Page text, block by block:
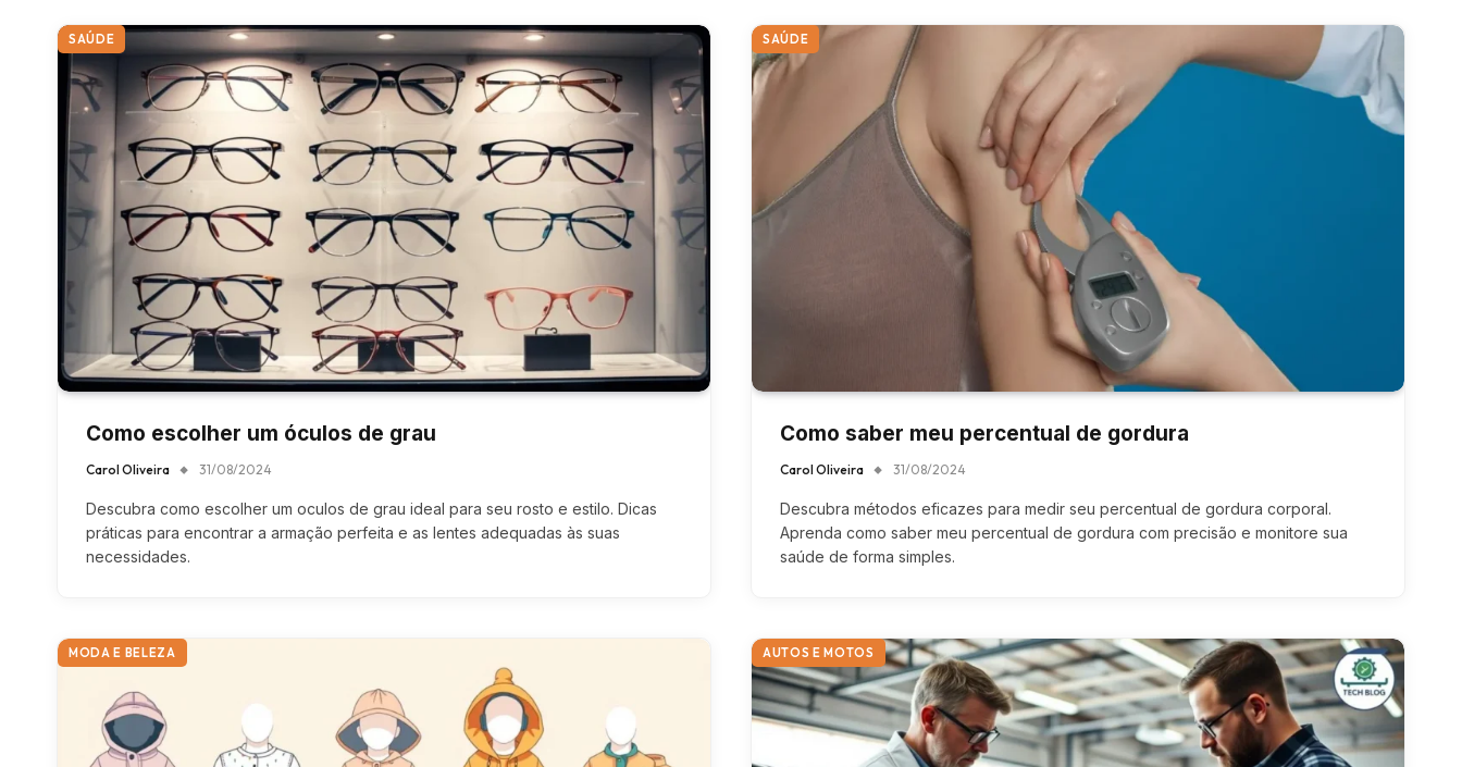
SAÚDE
Como escolher um óculos de grau
Carol Oliveira 31/08/2024
Descubra como escolher um oculos de grau ideal para seu rosto e estilo. Dicas
práticas para encontrar a armação perfeita e as lentes adequadas às suas
necessidades.
SAÚDE
Como saber meu percentual de gordura
Carol Oliveira 31/08/2024
Descubra métodos eficazes para medir seu percentual de gordura corporal.
Aprenda como saber meu percentual de gordura com precisão e monitore sua
saúde de forma simples.
MODA E BELEZA AUTOS E MOTOS